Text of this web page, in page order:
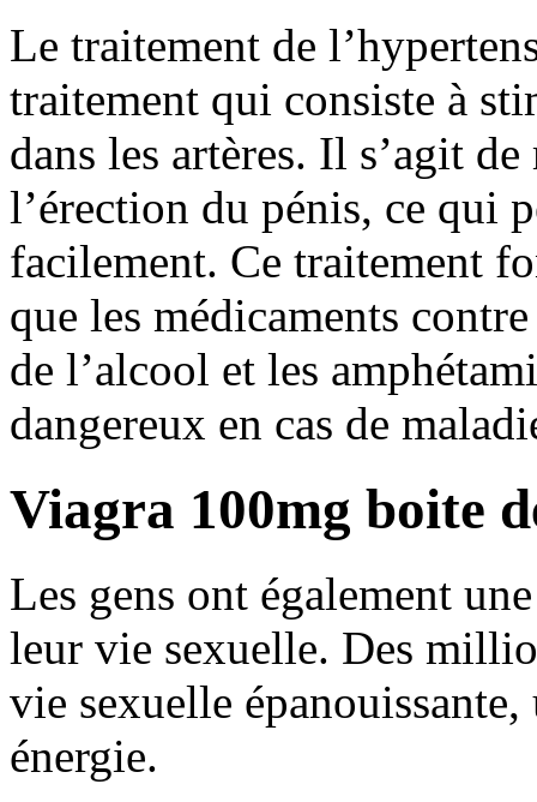
Le traitement de
traitement qui consiste à
dans les artères. Il s’agit
l’érection du pénis, ce qui
facilement. Ce traitement
que les médicaments
de l’alcool et les
dangereux en cas de
Viagra 100mg boite
Les gens ont également
leur vie sexuelle. Des
vie sexuelle
énergie.